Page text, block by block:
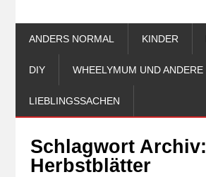
ANDERS NORMAL KINDER
DIY WHEELYMUM UND ANDERE
LIEBLINGSSACHEN
Schlagwort Archiv:
Herbstblätter